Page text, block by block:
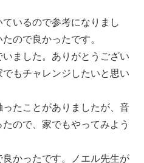
いるので参考になりまし
ので良かったです。
ました。ありがとうござい
もチャレンジしたいと思い
たことがありましたが、音
ので、家でもやってみよう
かったです。ノエル先生が